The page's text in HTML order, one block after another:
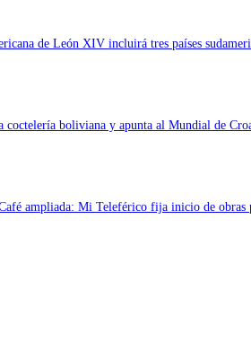
de León XIV incluirá tres países
coctelería boliviana y apunta al Mundial de
ampliada: Mi Teleférico fija inicio de obras